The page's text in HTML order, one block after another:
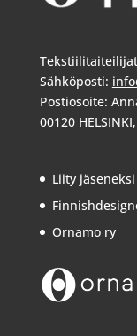
Tekstiilitaiteilijat
Sähköposti:
Postiosoite:
00120
Liity jäseneksi
Ornamo ry